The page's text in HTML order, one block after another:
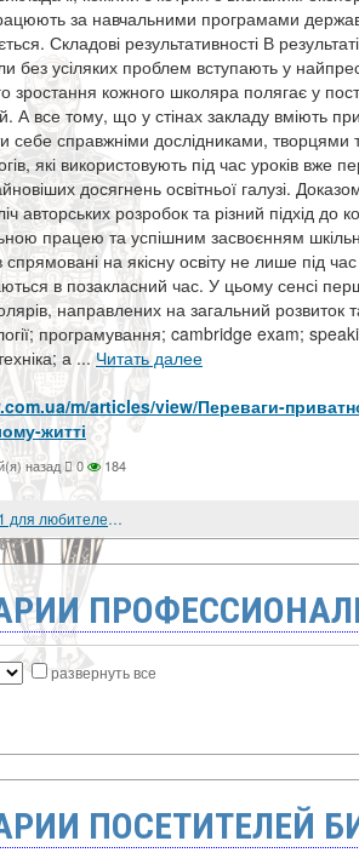
за навчальними програмами
Складові результативності В
без усіляких проблем вступають у
зростання кожного школяра полягає у
А все тому, що у стінах закладу вміють
себе справжніми дослідниками,
які використовують під час уроків вже
досягнень освітньої галузі.
авторських розробок та різний підхід
працею та успішним засвоєнням
спрямовані на якісну освіту не лише під
в позакласний час. У цьому сенсі перш
направлених на загальний
програмування; cambridge exam;
а ... Читать далее
m/articles/view/Переваги-
житті
назад 0 184
Полезные факты о Формуле 1 для любителей ставок
развернуть все
ПОСЕТИТЕЛЕЙ